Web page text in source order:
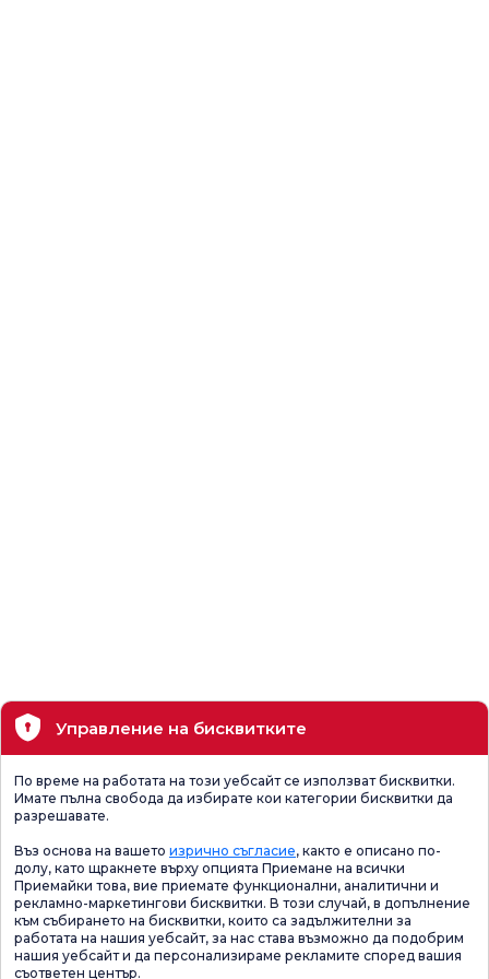
Управление на бисквитките
По време на работата на този уебсайт се използват бисквитки.
Имате пълна свобода да избирате кои категории бисквитки да
разрешавате.
Въз основа на вашето изрично съгласие, както е описано по-
долу, като щракнете върху опцията Приемане на всички
Приемайки това, вие приемате функционални, аналитични и
рекламно-маркетингови бисквитки. В този случай, в допълнение
към събирането на бисквитки, които са задължителни за
работата на нашия уебсайт, за нас става възможно да подобрим
нашия уебсайт и да персонализираме рекламите според вашия
съответен център.